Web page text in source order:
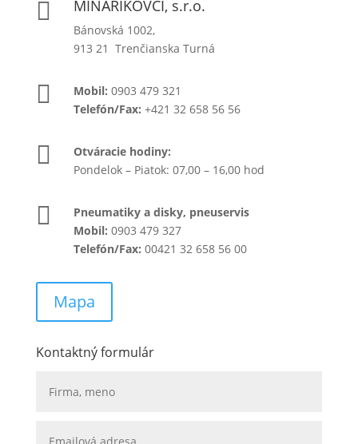
 MINÁRIKOVCI, s.r.o.
Bánovská 1002,
913 21 Trenčianska Turná
 Mobil: 0903 479 321
Telefón/Fax: +421 32 658 56 56

Otváracie hodiny:
Pondelok – Piatok: 07,00 – 16,00 hod

Pneumatiky a disky, pneuservis
Mobil: 0903 479 327
Telefón/Fax: 00421 32 658 56 00
Mapa
Kontaktný formulár